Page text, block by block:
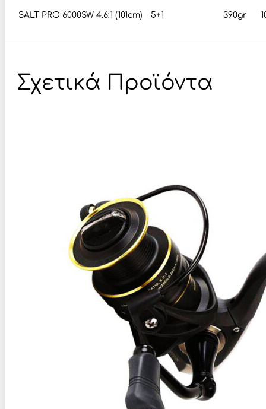
SALT PRO 6000SW 4.6:1 (101cm) 5+1 390gr
Σχετικά Προϊόντα